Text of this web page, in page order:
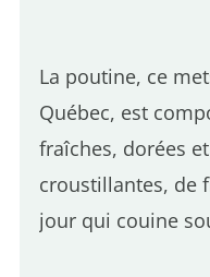
La poutine, ce
Québec, est
fraîches, dorées
croustillantes, de
jour qui couine